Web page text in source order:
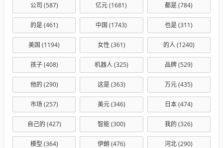
公司 (587) 亿元(1681) 都是(784)
的是(461) 中国 (1743) 也是(311)
美国 (1194) 女性 (361) 的人(1240)
孩子(408) 机器人(325) 品牌(529)
他的 (290) 这是(363) 万元(435)
市场(257) 美元(346) 日本(474)
自己的 (427) 智能(300) 我的 (326)
模型 (364) 伊朗 (476) 河北(290)